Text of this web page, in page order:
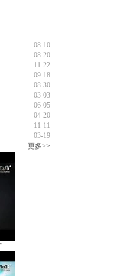
08-10
08-20
11-22
09-18
08-30
03-03
06-05
04-20
11-11
03-19
更多>>